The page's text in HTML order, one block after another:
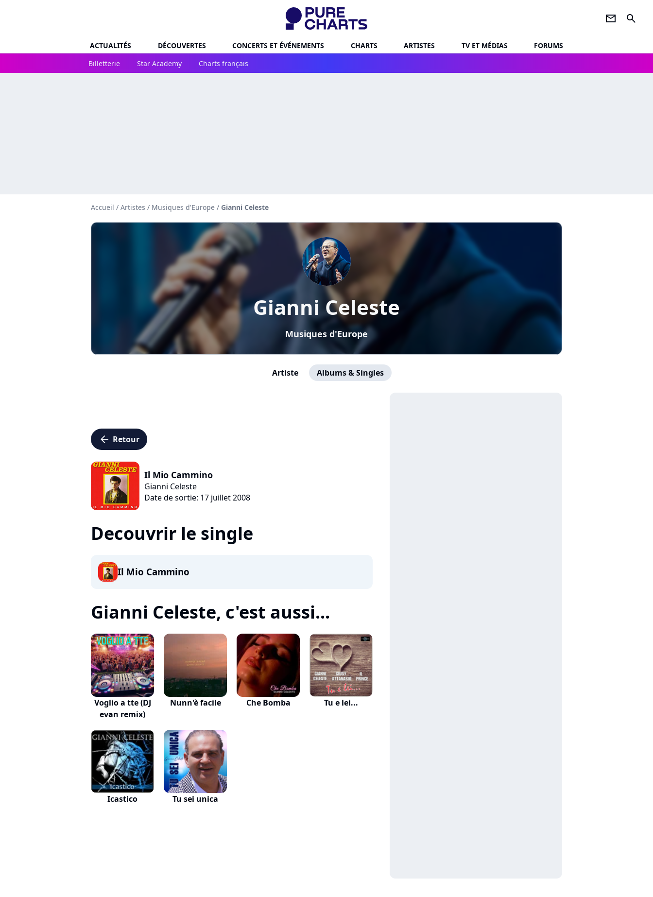
newsletter search
ACTUALITÉS DÉCOUVERTES CONCERTS ET ÉVÉNEMENTS CHARTS ARTISTES TV ET MÉDIAS
FORUMS
Billetterie
Star Academy Charts français
Accueil / Artistes / Musiques d'Europe / Gianni Celeste
Gianni Celeste
Musiques d'Europe
Artiste Albums & Singles
arrow_left Retour
Il Mio Cammino
Gianni Celeste
Date de sortie: 17 juillet 2008
Decouvrir le single
Il Mio Cammino
Gianni Celeste, c'est aussi...
Voglio a tte (DJ
evan remix)
Nunn'è facile Che Bomba Tu e lei...
Icastico Tu sei unica